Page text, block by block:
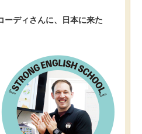
ーディさんに、日本に来た